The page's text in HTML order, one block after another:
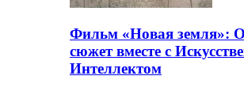
Фильм «Новая земля»:
сюжет вместе с
Интеллектом